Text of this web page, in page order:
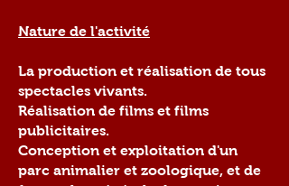
Nature de l'activité
La production et réalisation de tous
spectacles vivants.
Réalisation de films et films
publicitaires.
Conception et exploitation d'un
parc animalier et zoologique, et de